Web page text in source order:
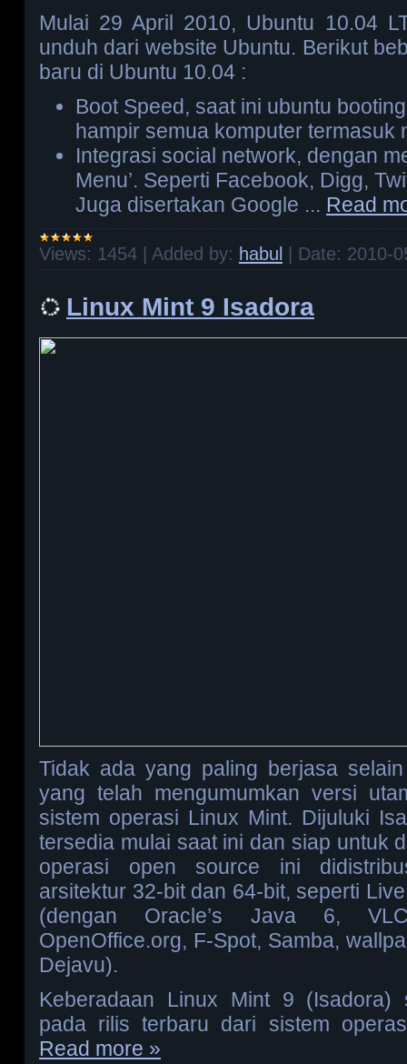
Mulai 29 April 2010, Ubuntu 10.04
unduh dari website Ubuntu. Berikut
baru di Ubuntu 10.04 :
Boot Speed, saat ini ubuntu
hampir semua komputer termasuk
Integrasi social network, dengan
Menu’. Seperti Facebook, Digg,
Juga disertakan Google ... Read
Views: 1454 | Added by: habul | Date: 2010-
Linux Mint 9 Isadora
Tidak ada yang paling berjasa
yang telah mengumumkan versi
sistem operasi Linux Mint. Dijuluki
tersedia mulai saat ini dan siap untuk
operasi open source ini
arsitektur 32-bit dan 64-bit, seperti
(dengan Oracle’s Java 6,
OpenOffice.org, F-Spot, Samba,
Dejavu).
Keberadaan Linux Mint 9 (Isadora)
pada rilis terbaru dari sistem
Read more »